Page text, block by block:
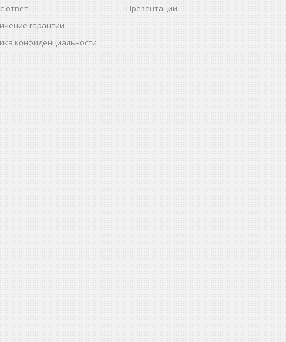
ответ
гарантии
конфиденциальности
Презентации